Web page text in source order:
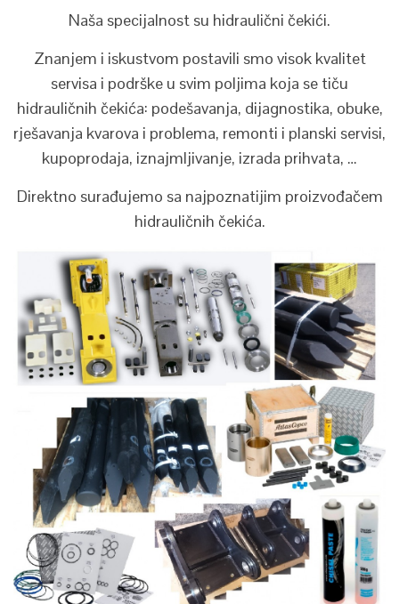
Naša specijalnost su hidraulični čekići.
Znanjem i iskustvom postavili smo visok kvalitet
servisa i podrške u svim poljima koja se tiču
hidrauličnih čekića: podešavanja, dijagnostika, obuke,
rješavanja kvarova i problema, remonti i planski servisi,
kupoprodaja, iznajmljivanje, izrada prihvata, …
Direktno surađujemo sa najpoznatijim proizvođačem
hidrauličnih čekića.